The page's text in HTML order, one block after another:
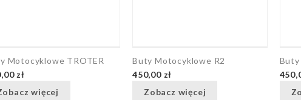
Motocyklowe TROTER
zł
więcej
Buty Motocyklowe R2
450,00 zł
Zobacz więcej
Buty